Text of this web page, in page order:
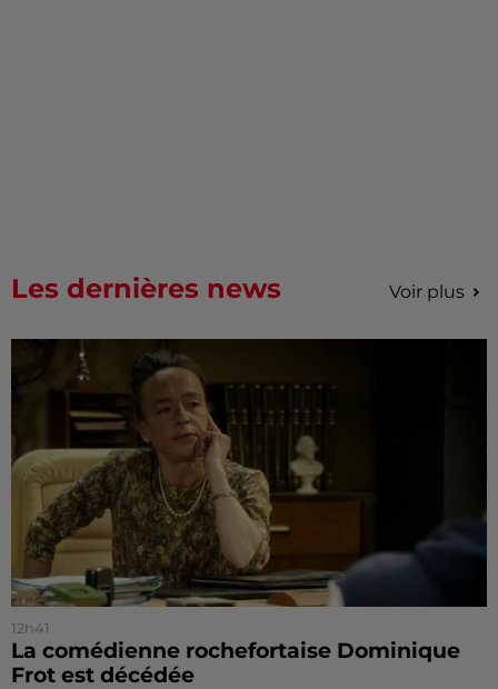
Les dernières news Voir plus
12h41
La comédienne rochefortaise Dominique
Frot est décédée